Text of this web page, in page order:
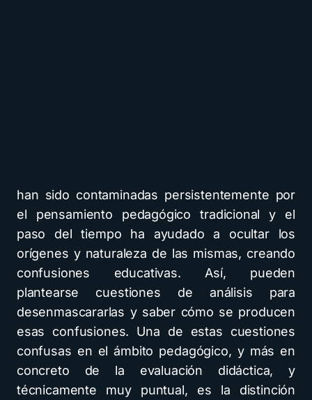
han sido contaminadas persistentemente por
el pensamiento pedagógico tradicional y el
paso del tiempo ha ayudado a ocultar los
orígenes y naturaleza de las mismas, creando
confusiones educativas. Así, pueden
plantearse cuestiones de análisis para
desenmascararlas y saber cómo se producen
esas confusiones. Una de estas cuestiones
confusas en el ámbito pedagógico, y más en
concreto de la evaluación didáctica, y
técnicamente muy puntual, es la distinción